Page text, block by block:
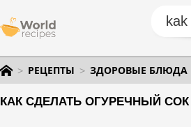
РЕЦЕПТЫ ЗДОРОВЫЕ БЛЮДА
КАК СДЕЛАТЬ ОГУРЕЧНЫЙ